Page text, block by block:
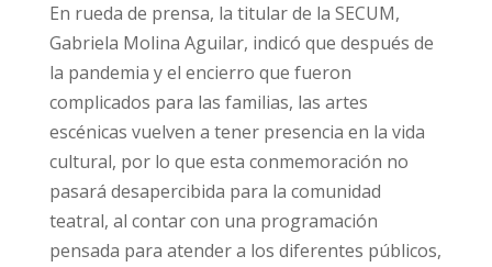
En rueda de prensa, la titular de la SECUM,
Gabriela Molina Aguilar, indicó que después de
la pandemia y el encierro que fueron
complicados para las familias, las artes
escénicas vuelven a tener presencia en la vida
cultural, por lo que esta conmemoración no
pasará desapercibida para la comunidad
teatral, al contar con una programación
pensada para atender a los diferentes públicos,